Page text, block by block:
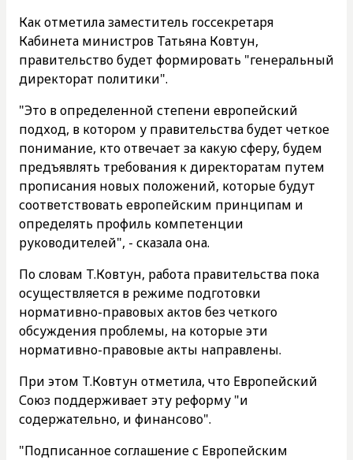
Как отметила заместитель госсекретаря
Кабинета министров Татьяна Ковтун,
правительство будет формировать "генеральный
директорат политики".
"Это в определенной степени европейский
подход, в котором у правительства будет четкое
понимание, кто отвечает за какую сферу, будем
предъявлять требования к директоратам путем
прописания новых положений, которые будут
соответствовать европейским принципам и
определять профиль компетенции
руководителей", - сказала она.
По словам Т.Ковтун, работа правительства пока
осуществляется в режиме подготовки
нормативно-правовых актов без четкого
обсуждения проблемы, на которые эти
нормативно-правовые акты направлены.
При этом Т.Ковтун отметила, что Европейский
Союз поддерживает эту реформу "и
содержательно, и финансово".
"Подписанное соглашение с Европейским